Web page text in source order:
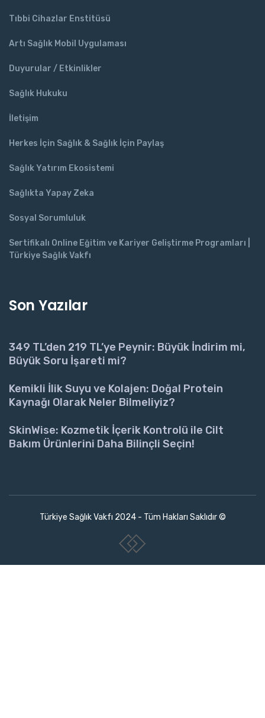
Tıbbi Cihazlar Enstitüsü
Artı Sağlık Mobil Uygulaması
Duyurular / Etkinlikler
Sağlık Hukuku
İletişim
Herkes İçin Sağlık & Sağlık İçin Paylaş
Sağlık Yatırım Ekosistemi
Sağlıkta Yapay Zeka
Sosyal Sorumluluk
Sertifikalı Online Eğitim ve Kariyer Geliştirme Programları |
Türkiye Sağlık Vakfı
Son Yazılar
349 TL’den 219 TL’ye Peynir: Büyük İndirim mi,
Büyük Soru İşareti mi?
Kemikli İlik Suyu ve Kolajen: Doğal Protein
Kaynağı Olarak Neler Bilmeliyiz?
SkinWise: Kozmetik İçerik Kontrolü ile Cilt
Bakım Ürünlerini Daha Bilinçli Seçin!
Türkiye Sağlık Vakfı 2024 - Tüm Hakları Saklıdır ©
www.collectivepeople.com.tr